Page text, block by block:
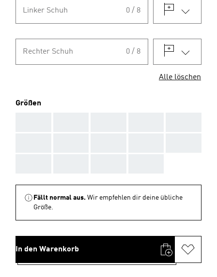
Linker Schuh 0 / 8
Rechter Schuh 0 / 8
Alle löschen
Größen
Fällt normal aus. Wir empfehlen dir deine übliche
Größe.
In den Warenkorb